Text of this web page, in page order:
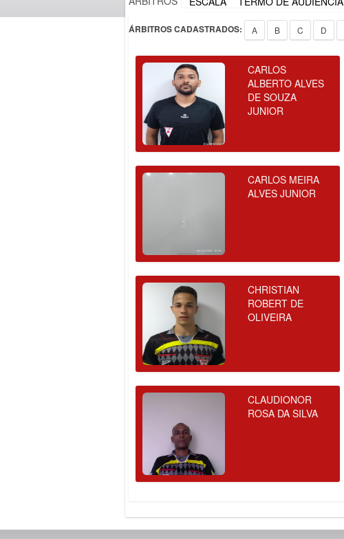
ÁRBITROS CADASTRADOS: A B C D
CARLOS
ALBERTO ALVES
DE SOUZA
JUNIOR
CARLOS MEIRA
ALVES JUNIOR
CHRISTIAN
ROBERT DE
OLIVEIRA
CLAUDIONOR
ROSA DA SILVA